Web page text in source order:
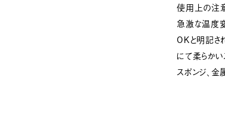
使用上の注
急激な温度
OKと明記さ
にて柔らか
スポンジ、金